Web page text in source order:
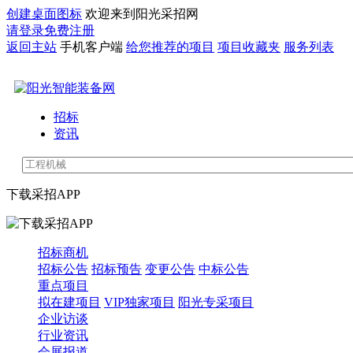
创建桌面图标 欢迎来到阳光采招网
请登录免费注册
返回主站 手机客户端 给您推荐的项目 项目收藏夹 服务列表
招标
资讯
下载采招APP
招标商机
招标公告 招标预告 变更公告 中标公告
重点项目
拟在建项目 VIP独家项目 阳光专采项目
企业访谈
行业资讯